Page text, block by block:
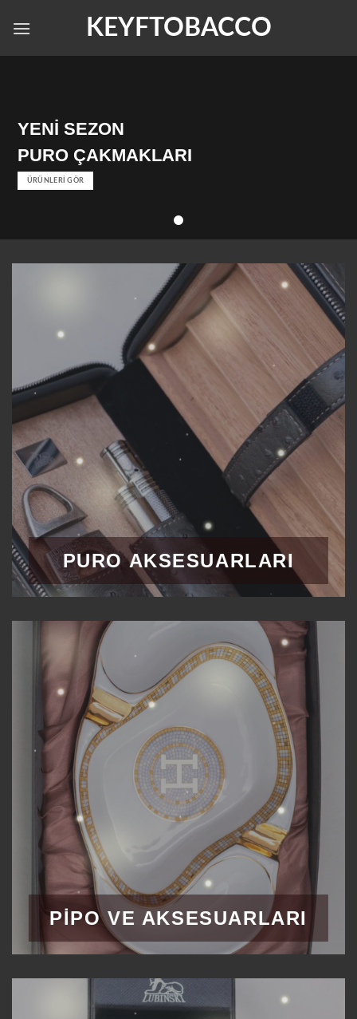
KEYFTOBACCO
YENİ SEZON
PURO ÇAKMAKLARI
ÜRÜNLERİ GÖR
PURO AKSESUARLARI
PIPO VE AKSESUARLARI